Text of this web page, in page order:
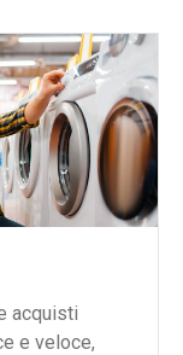
acquisti
e veloce,